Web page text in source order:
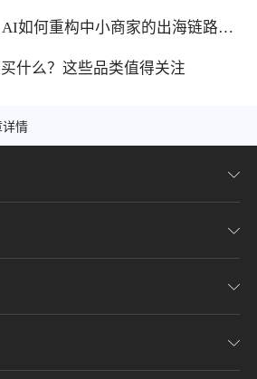
如何重构中小商家的出海链路？
什么？这些品类值得关注
详情